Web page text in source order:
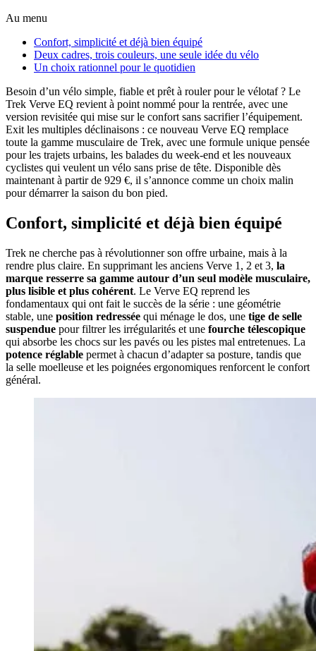
Au menu
Confort, simplicité et déjà bien équipé
Deux cadres, trois couleurs, une seule idée du vélo
Un choix rationnel pour le quotidien
Besoin d’un vélo simple, fiable et prêt à rouler pour le vélotaf ? Le
Trek Verve EQ revient à point nommé pour la rentrée, avec une
version revisitée qui mise sur le confort sans sacrifier l’équipement.
Exit les multiples déclinaisons : ce nouveau Verve EQ remplace
toute la gamme musculaire de Trek, avec une formule unique pensée
pour les trajets urbains, les balades du week-end et les nouveaux
cyclistes qui veulent un vélo sans prise de tête. Disponible dès
maintenant à partir de 929 €, il s’annonce comme un choix malin
pour démarrer la saison du bon pied.
Confort, simplicité et déjà bien équipé
Trek ne cherche pas à révolutionner son offre urbaine, mais à la
rendre plus claire. En supprimant les anciens Verve 1, 2 et 3, la
marque resserre sa gamme autour d’un seul modèle musculaire,
plus lisible et plus cohérent. Le Verve EQ reprend les
fondamentaux qui ont fait le succès de la série : une géométrie
stable, une position redressée qui ménage le dos, une tige de selle
suspendue pour filtrer les irrégularités et une fourche télescopique
qui absorbe les chocs sur les pavés ou les pistes mal entretenues. La
potence réglable permet à chacun d’adapter sa posture, tandis que
la selle moelleuse et les poignées ergonomiques renforcent le confort
général.